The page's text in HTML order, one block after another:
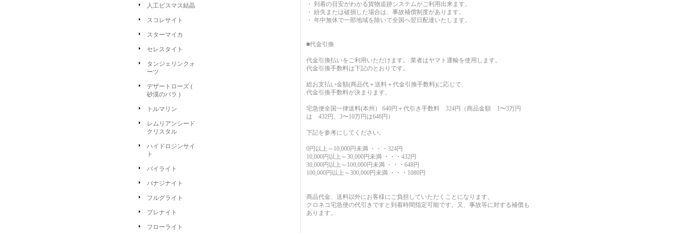
人工ビスマス結晶
スコレサイト
スターマイカ
セレスタイト
タンジェリンクォ
ーツ
デザートローズ (
砂漠のバラ )
トルマリン
レムリアンシード
クリスタル
ハイドロジンサイ
ト
パイライト
バナジナイト
フルグライト
プレナイト
フローライト
・ 到着の目安がわかる貨物追跡システムがご利用出来ます。
・ 紛失または破損した場合は、事故補償制度があります。
・ 年中無休で一部地域を除いて全国へ翌日配達いたします。
■代金引換
代金引換払いをご利用いただけます。 業者はヤマト運輸を使用します。
代金引換手数料は下記のとおりです。
総お支払い金額(商品代＋送料＋代金引換手数料)に応じて、
代金引換手数料が決まります。
宅急便全国一律送料(本州） 640円＋代引き手数料 324円（商品金額 1〜3万円
は 432円、3〜10万円は648円）
下記を参考にしてください。
0円以上～10,000円未満 ・・・324円
10,000円以上～30,000円未満 ・・・432円
30,000円以上～100,000円未満 ・・・648円
100,000円以上～300,000円未満 ・・・1080円
商品代金、送料以外にお客様にご負担していただくことになります。
クロネコ宅急便の代引きですと到着時間指定可能です。又、事故等に対する補償も
あります。